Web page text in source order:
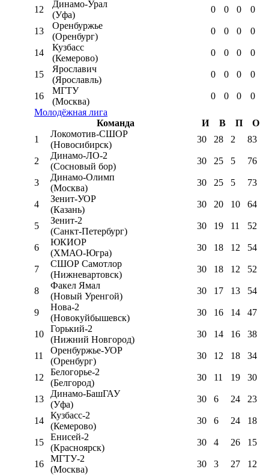
12
Динамо-Урал
(Уфа)
0 0 0 0
13
Оренбуржье
(Оренбург)
0 0 0 0
14
Кузбасс
(Кемерово)
0 0 0 0
15
Ярославич
(Ярославль)
0 0 0 0
16
МГТУ
(Москва)
0 0 0
0
Молодёжная лига
Команда
И В П
О
1
Локомотив-CШОР
(Новосибирск)
30 28 2 83
2
Динамо-ЛО-2
(Сосновый бор)
30 25 5 76
3
Динамо-Олимп
(Москва)
30 25 5 73
4
Зенит-УОР
(Казань)
30 20 10 64
5
Зенит-2
(Санкт-Петербург)
30 19 11 52
6
ЮКИОР
(ХМАО-Югра)
30 18 12 54
7
СШОР Самотлор
(Нижневартовск)
30 18 12 52
8
Факел Ямал
(Новый Уренгой)
30 17 13 54
9
Нова-2
(Новокуйбышевск)
30 16 14 47
10
Горький-2
(Нижний Новгород)
30 14 16 38
11
Оренбуржье-УОР
(Оренбург)
30 12 18 34
12
Белогорье-2
(Белгород)
30 11 19 30
13
Динамо-БашГАУ
(Уфа)
30 6 24 23
14
Кузбасс-2
(Кемерово)
30 6 24 18
15
Енисей-2
(Красноярск)
30 4 26 15
16
МГТУ-2
(Москва)
30 3 27 12